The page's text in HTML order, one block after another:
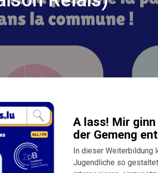
A lass! Mir
der Gemeng
In dieser Weiterbildung
Jugendliche so